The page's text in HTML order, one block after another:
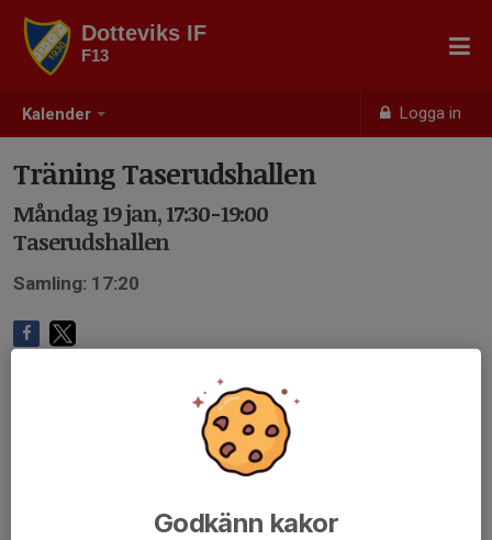
Kalender Logga in
Dotteviks IF
F13
Träning Taserudshallen
Måndag 19 jan, 17:30-19:00
Taserudshallen
Samling: 17:20
Godkänn kakor